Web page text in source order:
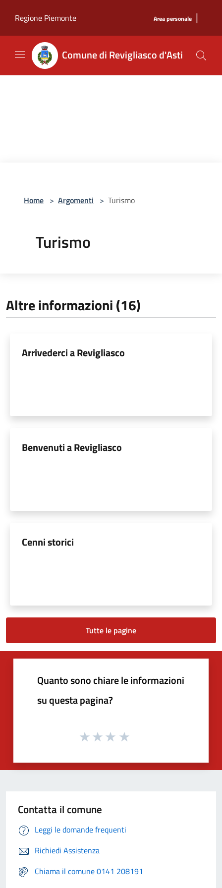
Regione Piemonte
Area personale |
Comune di Revigliasco d'Asti
Home > Argomenti > Turismo
Turismo
Altre informazioni (16)
Arrivederci a Revigliasco
Benvenuti a Revigliasco
Cenni storici
Tutte le pagine
Quanto sono chiare le informazioni
su questa pagina?
Contatta il comune
Leggi le domande frequenti
Richiedi Assistenza
Chiama il comune 0141 208191